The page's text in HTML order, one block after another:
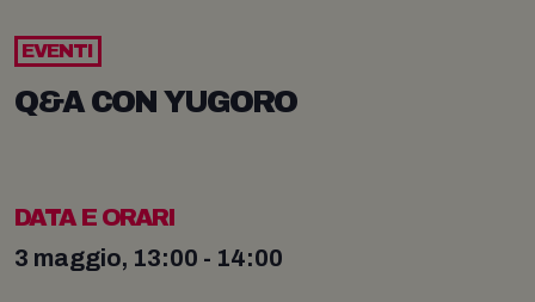
EVENTI
Q&A CON YUGORO
DATA E ORARI
3 maggio, 13:00 - 14:00